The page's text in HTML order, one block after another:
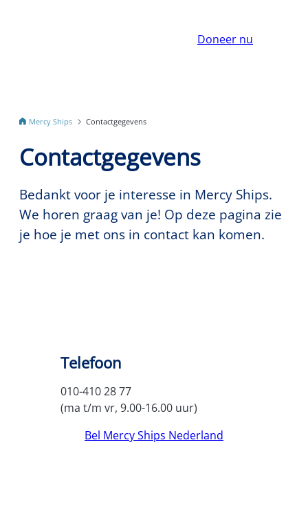
Doneer nu
Mercy Ships Contactgegevens
Contactgegevens
Bedankt voor je interesse in Mercy Ships.
We horen graag van je! Op deze pagina zie
je hoe je met ons in contact kan komen.
Telefoon
010-410 28 77
(ma t/m vr, 9.00-16.00 uur)
Bel Mercy Ships Nederland